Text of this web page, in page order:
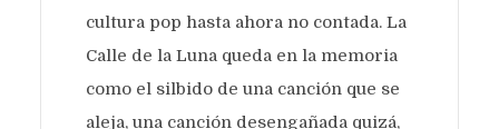
cultura pop hasta ahora no contada. La
Calle de la Luna queda en la memoria
como el silbido de una canción que se
aleja, una canción desengañada quizá,